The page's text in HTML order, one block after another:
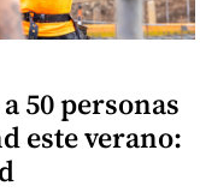
50 personas
este verano: